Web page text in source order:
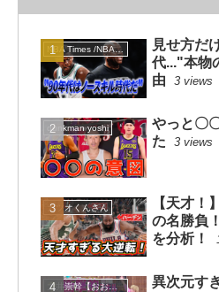
NBA Times /NBAタイムズ
見せ方だ
代..."本物
由
3 views
dunkman yoshi
やっと〇
た
3 views
カツオくんさん
【天才！
の名勝負
を分析！
大井崇幹【おおいたかよし】
異次元す